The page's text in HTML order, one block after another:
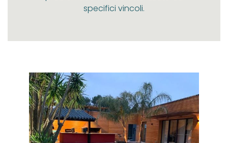
specifici vincoli.